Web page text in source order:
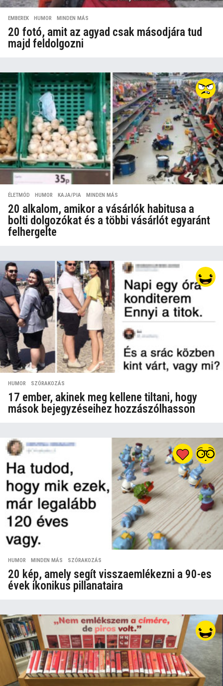
EMBEREK ,HUMOR ,MINDEN MÁS
20 fotó, amit az agyad csak másodjára tud
majd feldolgozni
ÉLETMÓD ,HUMOR ,KAJA/PIA ,MINDEN MÁS
20 alkalom, amikor a vásárlók habitusa a
bolti dolgozókat és a többi vásárlót egyaránt
felhergelte
HUMOR ,SZÓRAKOZÁS
17 ember, akinek meg kellene tiltani, hogy
mások bejegyzéseihez hozzászólhasson
HUMOR ,MINDEN MÁS ,SZÓRAKOZÁS
20 kép, amely segít visszaemlékezni a 90-es
évek ikonikus pillanataira